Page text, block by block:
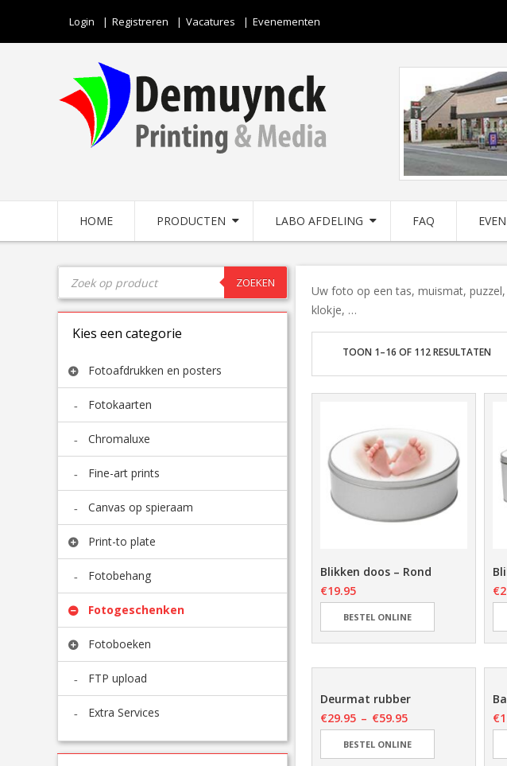
Login Registreren Vacatures Evenementen
HOME PRODUCTEN LABO AFDELING FAQ
ZOEKEN
Kies een categorie
Fotoafdrukken en posters
Fotokaarten
Chromaluxe
Fine-art prints
Canvas op spieraam
Print-to plate
Fotobehang
Fotogeschenken
Fotoboeken
FTP upload
Extra Services
Uw foto op een tas, muismat,
klokje, …
TOON 1–16 OF 112 RESULTATEN
Blikken doos – Rond
€19.95
BESTEL ONLINE
€
Deurmat rubber
€29.95 – €59.95
BESTEL ONLINE
€